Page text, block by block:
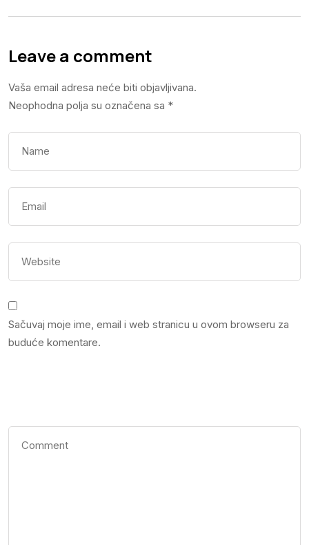
Leave a comment
Vaša email adresa neće biti objavljivana.
Neophodna polja su označena sa *
Sačuvaj moje ime, email i web stranicu u ovom browseru za
buduće komentare.